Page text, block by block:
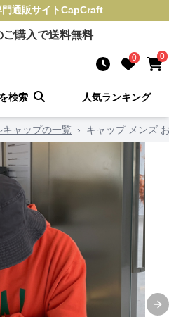
門通販サイトCapCraft
ご購入で送料無料
0 0
検索 人気ランキング
ャップの一覧 › キャップ メンズ